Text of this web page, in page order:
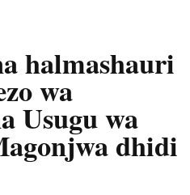
halmashauri
wa
Usugu wa
dhidi